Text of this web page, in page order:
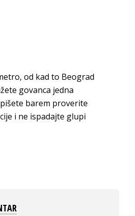
od kad to Beograd
govanca jedna
barem proverite
i ne ispadajte glupi